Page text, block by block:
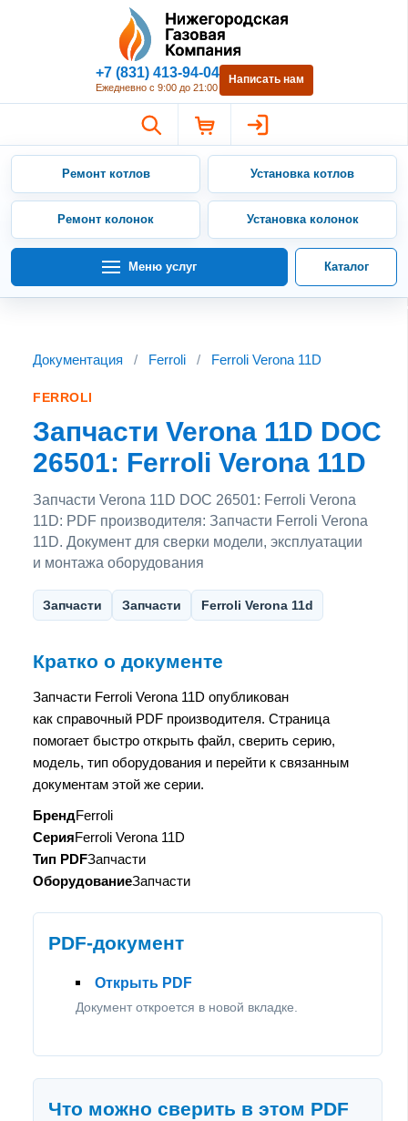
Нижегородская Газовая
+7 (831) 413-94-04
Ежедневно с 9:00 до 21:00
Написать нам
Ремонт котлов Установка котлов
Ремонт колонок Установка колонок
Меню услуг Каталог
Документация / Ferroli / Ferroli Verona 11D
FERROLI
Запчасти Verona 11D DOC
26501: Ferroli Verona 11D
Запчасти Verona 11D DOC 26501: Ferroli Verona
11D: PDF производителя: Запчасти Ferroli Verona
11D. Документ для сверки модели, эксплуатации
и монтажа оборудования
Запчасти Запчасти Ferroli Verona 11d
Кратко о документе
Запчасти Ferroli Verona 11D опубликован
как справочный PDF производителя. Страница
помогает быстро открыть файл, сверить серию,
модель, тип оборудования и перейти к связанным
документам этой же серии.
БрендFerroli
СерияFerroli Verona 11D
Тип PDFЗапчасти
ОборудованиеЗапчасти
PDF-документ
Открыть PDF
Документ откроется в новой вкладке.
Что можно сверить в этом PDF